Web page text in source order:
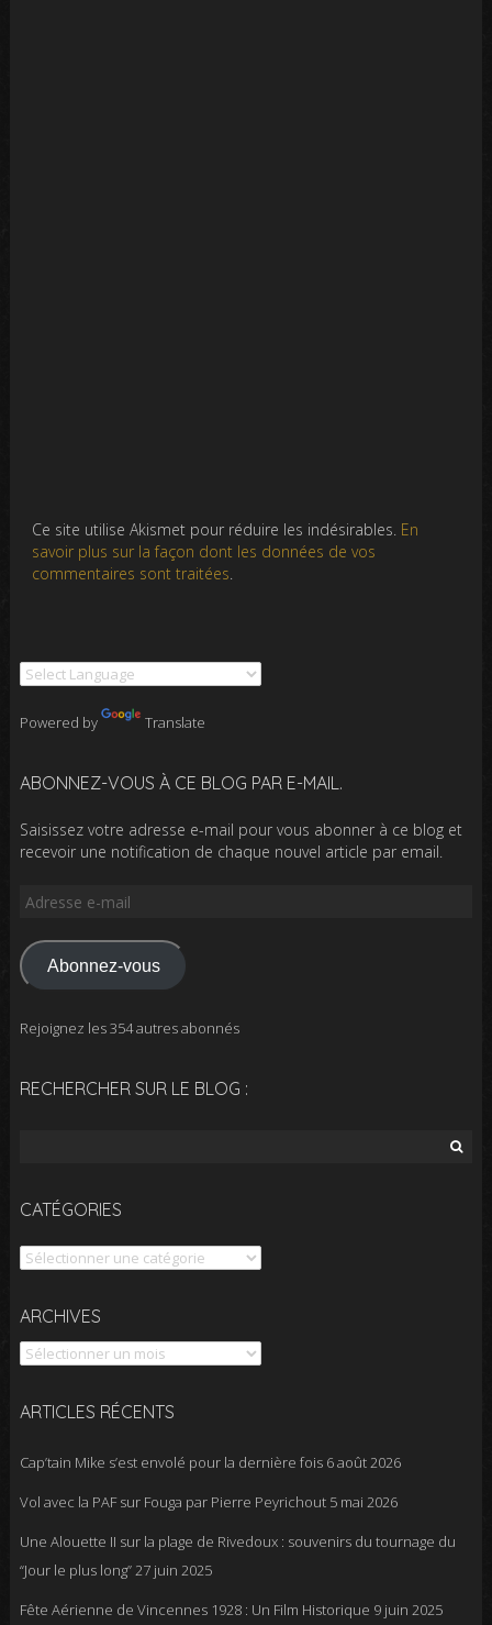
Ce site utilise Akismet pour réduire les indésirables. En
savoir plus sur la façon dont les données de vos
commentaires sont traitées.
Powered by Translate
ABONNEZ-VOUS À CE BLOG PAR E-MAIL.
Saisissez votre adresse e-mail pour vous abonner à ce blog et
recevoir une notification de chaque nouvel article par email.
Adresse
mail
Abonnez-vous
Rejoignez les 354 autres abonnés
RECHERCHER SUR LE BLOG :
CATÉGORIES
Catégories
ARCHIVES
Archives
ARTICLES RÉCENTS
Cap’tain Mike s’est envolé pour la dernière fois 6 août 2026
Vol avec la PAF sur Fouga par Pierre Peyrichout 5 mai 2026
Une Alouette II sur la plage de Rivedoux : souvenirs du tournage du
“Jour le plus long”27 juin 2025
Fête Aérienne de Vincennes 1928 : Un Film Historique 9 juin 2025